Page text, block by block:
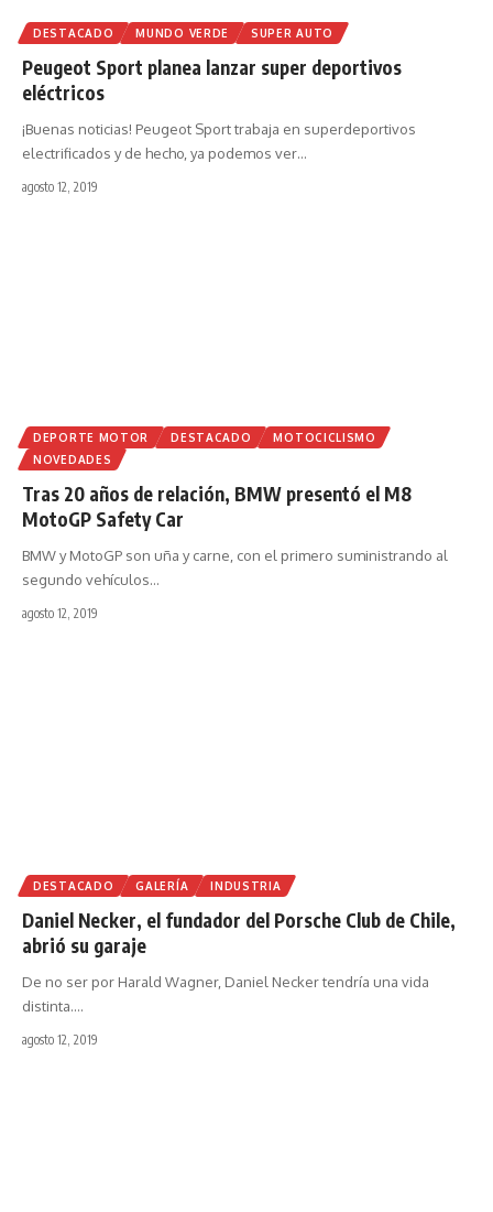
DESTACADO MUNDO VERDE SUPER AUTO
Peugeot Sport planea lanzar super deportivos
eléctricos
¡Buenas noticias! Peugeot Sport trabaja en superdeportivos
electrificados y de hecho, ya podemos ver…
agosto 12, 2019
DEPORTE MOTOR DESTACADO
MOTOCICLISMO
NOVEDADES
Tras 20 años de relación, BMW presentó el M8
MotoGP Safety Car
BMW y MotoGP son uña y carne, con el primero suministrando al
segundo vehículos…
agosto 12, 2019
DESTACADO GALERÍA INDUSTRIA
Daniel Necker, el fundador del Porsche Club de Chile,
abrió su garaje
De no ser por Harald Wagner, Daniel Necker tendría una vida
distinta.…
agosto 12, 2019